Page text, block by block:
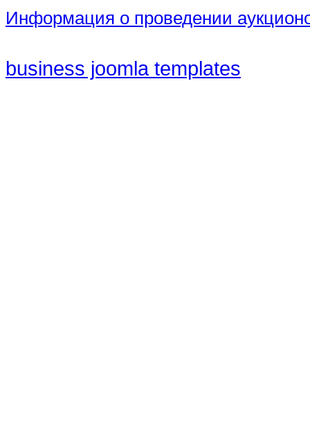
Информация о проведении
business joomla templates